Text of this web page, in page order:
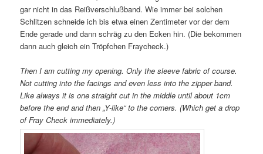
gar nicht in das Reißverschlußband. Wie immer bei solchen
Schlitzen schneide ich bis etwa einen Zentimeter vor der dem
Ende gerade und dann schräg zu den Ecken hin. (Die bekommen
dann auch gleich ein Tröpfchen Fraycheck.)
Then I am cutting my opening. Only the sleeve fabric of course.
Not cutting into the facings and even less into the zipper band.
Like always it is one straight cut in the middle until about 1cm
before the end and then „Y-like“ to the corners. (Which get a drop
of Fray Check immediately.)